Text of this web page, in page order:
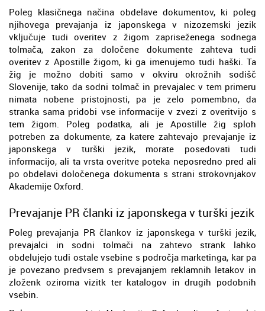
Poleg klasičnega načina obdelave dokumentov, ki poleg
njihovega prevajanja iz japonskega v nizozemski jezik
vključuje tudi overitev z žigom zapriseženega sodnega
tolmača, zakon za določene dokumente zahteva tudi
overitev z Apostille žigom, ki ga imenujemo tudi haški. Ta
žig je možno dobiti samo v okviru okrožnih sodišč
Slovenije, tako da sodni tolmač in prevajalec v tem primeru
nimata nobene pristojnosti, pa je zelo pomembno, da
stranka sama pridobi vse informacije v zvezi z overitvijo s
tem žigom. Poleg podatka, ali je Apostille žig sploh
potreben za dokumente, za katere zahtevajo prevajanje iz
japonskega v turški jezik, morate posedovati tudi
informacijo, ali ta vrsta overitve poteka neposredno pred ali
po obdelavi določenega dokumenta s strani strokovnjakov
Akademije Oxford.
Prevajanje PR članki iz japonskega v turški jezik
Poleg prevajanja PR člankov iz japonskega v turški jezik,
prevajalci in sodni tolmači na zahtevo strank lahko
obdelujejo tudi ostale vsebine s področja marketinga, kar pa
je povezano predvsem s prevajanjem reklamnih letakov in
zloženk oziroma vizitk ter katalogov in drugih podobnih
vsebin.